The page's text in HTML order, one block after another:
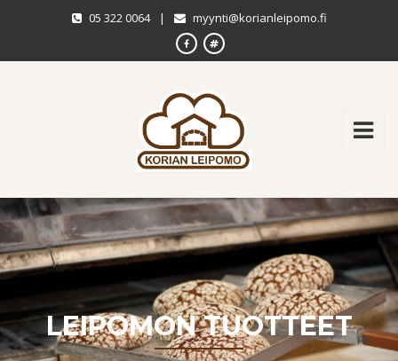
05 322 0064 | myynti@korianleipomo.fi
LEIPOMON TUOTTEET